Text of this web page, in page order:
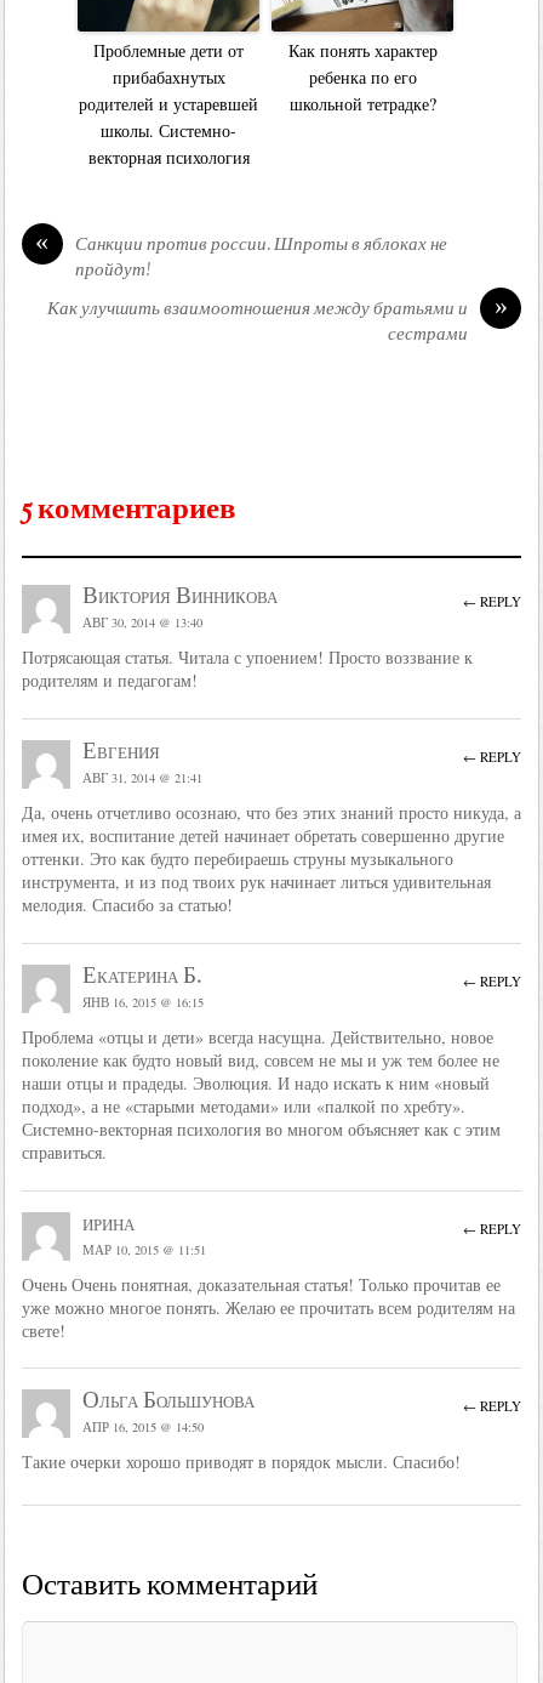
Проблемные дети от
прибабахнутых
родителей и устаревшей
школы. Системно-
векторная психология
Как понять характер
ребенка по его
школьной тетрадке?
«
Санкции против россии. Шпроты в яблоках не
пройдут!
»
Как улучшить взаимоотношения между братьями и
сестрами
5 комментариев
Виктория Винникова
АВГ 30, 2014 @ 13:40
Потрясающая статья. Читала с упоением! Просто воззвание к
родителям и педагогам!
← REPLY
Евгения
АВГ 31, 2014 @ 21:41
Да, очень отчетливо осознаю, что без этих знаний просто никуда, а
имея их, воспитание детей начинает обретать совершенно другие
оттенки. Это как будто перебираешь струны музыкального
инструмента, и из под твоих рук начинает литься удивительная
мелодия. Спасибо за статью!
← REPLY
Екатерина Б.
ЯНВ 16, 2015 @ 16:15
Проблема «отцы и дети» всегда насущна. Действительно, новое
поколение как будто новый вид, совсем не мы и уж тем более не
наши отцы и прадеды. Эволюция. И надо искать к ним «новый
подход», а не «старыми методами» или «палкой по хребту».
Системно-векторная психология во многом объясняет как с этим
справиться.
← REPLY
ирина
МАР 10, 2015 @ 11:51
Очень Очень понятная, доказательная статья! Только прочитав ее
уже можно многое понять. Желаю ее прочитать всем родителям на
свете!
← REPLY
Ольга Большунова
АПР 16, 2015 @ 14:50
Такие очерки хорошо приводят в порядок мысли. Спасибо!
← REPLY
Оставить комментарий